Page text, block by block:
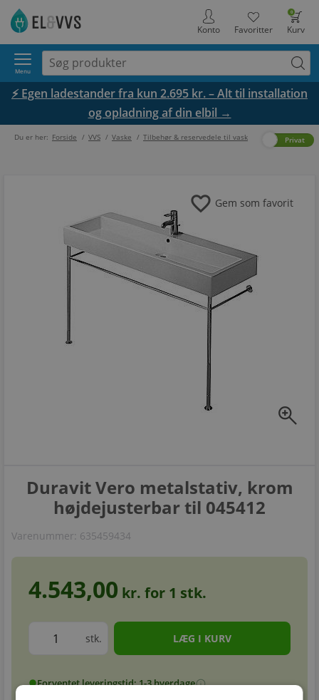
0
Kurv
Favoritter
Konto
Menu
⚡ Egen ladestander fra kun 2.695 kr. – Alt til installation
og opladning af din elbil →
Du er her: Forside / VVS / Vaske / Tilbehør & reservedele til vask Privat
Erhverv
zoom_in
favorite Gem som favorit
Duravit Vero metalstativ, krom
højdejusterbar til 045412
Varenummer: 635459434
4.543,00 kr. for 1 stk.
stk.
circleForventet leveringstid: 1-3 hverdageinfo